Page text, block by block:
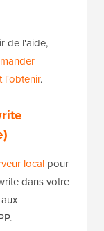
de l'aide,
l'obtenir.
local pour
dans votre